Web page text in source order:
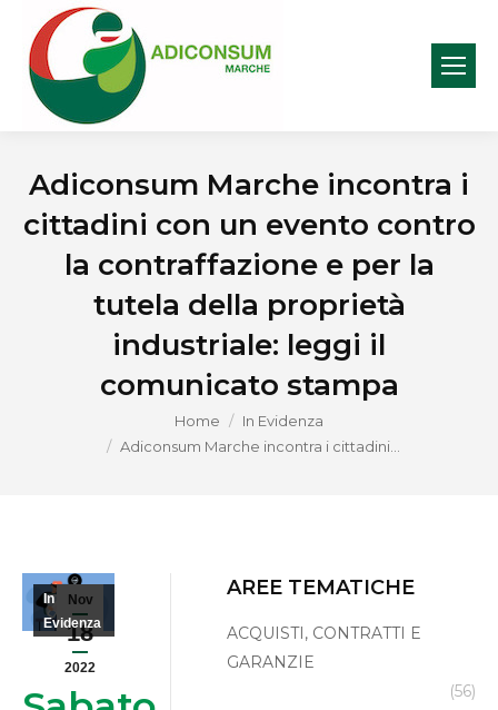
Adiconsum Marche incontra i
cittadini con un evento contro
la contraffazione e per la
tutela della proprietà
industriale: leggi il
comunicato stampa
Home
In Evidenza
Adiconsum Marche incontra i cittadini…
Nov
18
2022
In
Evidenza
AREE TEMATICHE
ACQUISTI, CONTRATTI E
GARANZIE
(56)